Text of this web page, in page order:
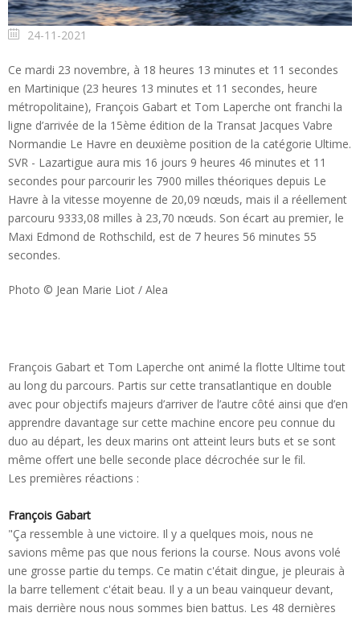
24-11-2021
Ce mardi 23 novembre, à 18 heures 13 minutes et 11 secondes
en Martinique (23 heures 13 minutes et 11 secondes, heure
métropolitaine), François Gabart et Tom Laperche ont franchi la
ligne d’arrivée de la 15ème édition de la Transat Jacques Vabre
Normandie Le Havre en deuxième position de la catégorie Ultime.
SVR - Lazartigue aura mis 16 jours 9 heures 46 minutes et 11
secondes pour parcourir les 7900 milles théoriques depuis Le
Havre à la vitesse moyenne de 20,09 nœuds, mais il a réellement
parcouru 9333,08 milles à 23,70 nœuds. Son écart au premier, le
Maxi Edmond de Rothschild, est de 7 heures 56 minutes 55
secondes.
Photo © Jean Marie Liot / Alea
François Gabart et Tom Laperche ont animé la flotte Ultime tout
au long du parcours. Partis sur cette transatlantique en double
avec pour objectifs majeurs d’arriver de l’autre côté ainsi que d’en
apprendre davantage sur cette machine encore peu connue du
duo au départ, les deux marins ont atteint leurs buts et se sont
même offert une belle seconde place décrochée sur le fil.
Les premières réactions :
François Gabart
"Ça ressemble à une victoire. Il y a quelques mois, nous ne
savions même pas que nous ferions la course. Nous avons volé
une grosse partie du temps. Ce matin c'était dingue, je pleurais à
la barre tellement c'était beau. Il y a un beau vainqueur devant,
mais derrière nous nous sommes bien battus. Les 48 dernières